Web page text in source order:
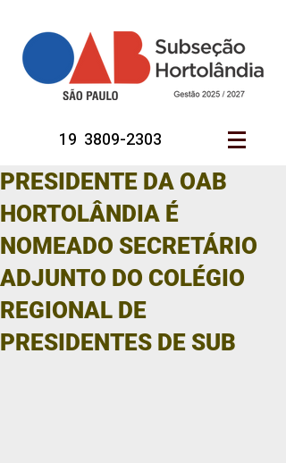
19 3809-2303
PRESIDENTE DA OAB
HORTOLÂNDIA É
NOMEADO SECRETÁRIO
ADJUNTO DO COLÉGIO
REGIONAL DE
PRESIDENTES DE SUB